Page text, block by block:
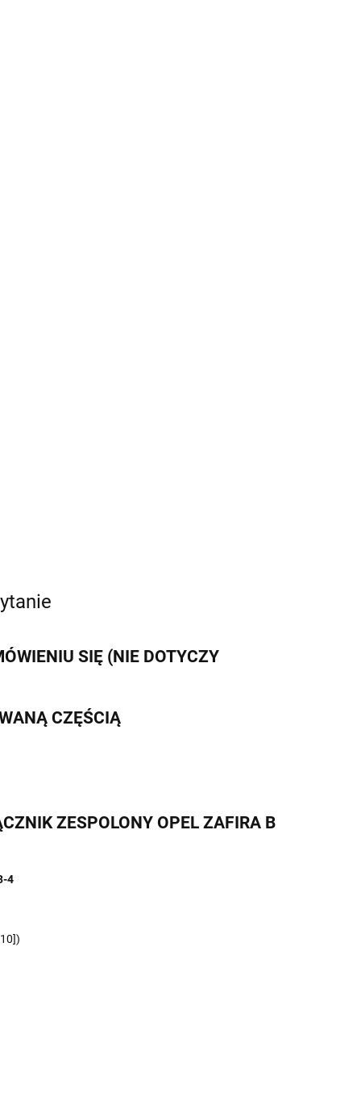
SIĘ (NIE DOTYCZY
CZĘŚCIĄ
ZESPOLONY OPEL ZAFIRA B
4